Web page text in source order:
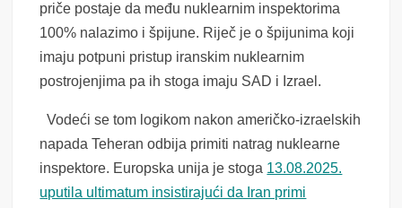
priče postaje da među nuklearnim inspektorima
100% nalazimo i špijune. Riječ je o špijunima koji
imaju potpuni pristup iranskim nuklearnim
postrojenjima pa ih stoga imaju SAD i Izrael.
Vodeći se tom logikom nakon američko-izraelskih
napada Teheran odbija primiti natrag nuklearne
inspektore. Europska unija je stoga 13.08.2025.
uputila ultimatum insistirajući da Iran primi